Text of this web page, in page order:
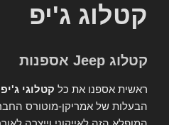
קטלוג ג'יפ
קטלוג Jeep אספנות
ראשית אספנו את כל קטלוגי ג'יפ
הבעלות של אמריקן-מוטורס